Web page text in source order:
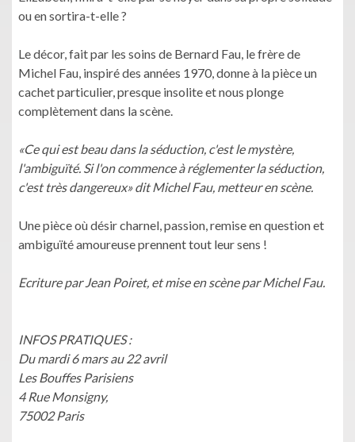
ou en sortira-t-elle ?
Le décor, fait par les soins de Bernard Fau, le frère de
Michel Fau, inspiré des années 1970, donne à la pièce un
cachet particulier, presque insolite et nous plonge
complètement dans la scène.
«Ce qui est beau dans la séduction, c'est le mystère,
l'ambiguïté. Si l'on commence à réglementer la séduction,
c'est très dangereux» dit Michel Fau, metteur en scène.
Une pièce où désir charnel, passion, remise en question et
ambiguïté amoureuse prennent tout leur sens !
Ecriture par Jean Poiret, et mise en scène par Michel Fau.
INFOS PRATIQUES :
Du mardi 6 mars au 22 avril
Les Bouffes Parisiens
4 Rue Monsigny,
75002 Paris